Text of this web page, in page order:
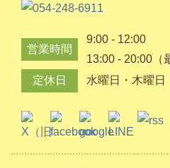
営業時間
9:00 - 12:00
13:00 - 20:00（
定休日
水曜日・木曜日